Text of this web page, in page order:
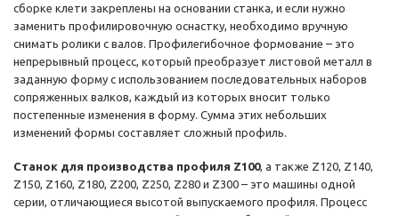
сборке клети закреплены на основании станка, и если нужно
заменить профилировочную оснастку, необходимо вручную
снимать ролики с валов. Профилегибочное формование – это
непрерывный процесс, который преобразует листовой металл в
заданную форму с использованием последовательных наборов
сопряженных валков, каждый из которых вносит только
постепенные изменения в форму. Сумма этих небольших
изменений формы составляет сложный профиль.
Станок для производства профиля Z100, а также Z120, Z140,
Z150, Z160, Z180, Z200, Z250, Z280 и Z300 – это машины одной
серии, отличающиеся высотой выпускаемого профиля. Процесс